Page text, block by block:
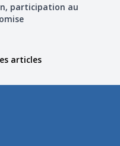
participation au
articles